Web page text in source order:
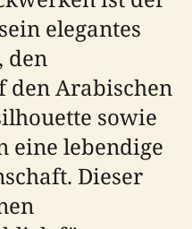
elegantes
den
den Arabischen
sowie
eine lebendige
Dieser